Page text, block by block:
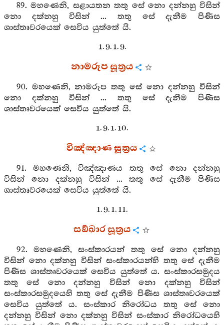
89. මහණෙනි, සළායතන තතු සේ නො දන්නහු විසින්
නො දක්නහු විසින් ... තතු සේ දැනීම පිණිස
ශාස්තෘවරයෙක් සෙවිය යුත්තේ යි.
1. 9. 1. 9.
නාමරූප සූත්‍රය
90. මහණෙනි, නාමරූප තතු සේ නො දන්නහු විසින්
නො දක්නහු විසින් ... තතු සේ දැනීම පිණිස
ශාස්තෘවරයෙක් සෙවිය යුත්තේ යි.
1. 9. 1. 10.
විඤ්ඤාණ සූත්‍රය
91. මහණෙනි, විඤ්ඤාණය තතු සේ නො දන්නහු
විසින් නො දක්නහු විසින් ... තතු සේ දැනීම පිණිස
ශාස්තෘවරයෙක් සෙවිය යුත්තේ යි.
1. 9. 1. 11.
සඞ්ඛාර සූත්‍රය
92. මහණෙනි, සංස්කාරයන් තතු සේ නො දන්නහු
විසින් නො දක්නහු විසින් සංස්කාරයන්හි තතු සේ දැනීම
පිණිස ශාස්තෘවරයෙක් සෙවිය යුත්තේ ය. සංස්කාරසමුදය
තතු සේ නො දන්නහු විසින් නො දක්නහු විසින්
සංස්කාරසමුදයෙහි තතු සේ දැනීම පිණිස ශාස්තෘවරයෙක්
සෙවිය යුත්තේ ය. සංස්කාර නිරෝධය තතු සේ නො
දන්නහු විසින් නො දක්නහු විසින් සංස්කාර නිරෝධයෙහි